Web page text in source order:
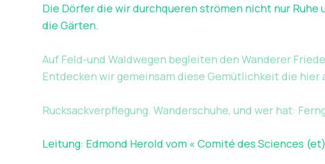
Die Dörfer die wir durchqueren strömen nicht nur Ruhe
die Gärten.
Auf Feld-und Waldwegen begleiten den Wanderer
Entdecken wir gemeinsam diese Gemütlichkeit die hier
Rucksackverpflegung. Wanderschuhe, und wer hat:
Leitung: Edmond Herold vom « Comité des Sciences